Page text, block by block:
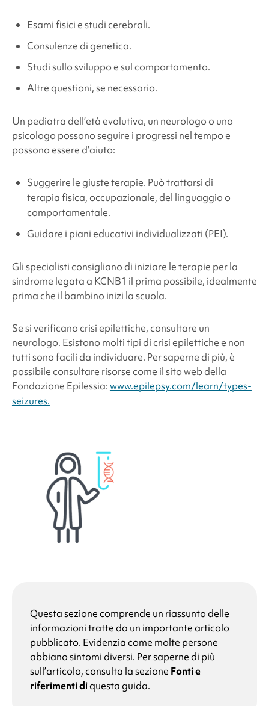
Esami fisici e studi cerebrali.
Consulenze di genetica.
Studi sullo sviluppo e sul comportamento.
Altre questioni, se necessario.
Un pediatra dell’età evolutiva, un neurologo o uno
psicologo possono seguire i progressi nel tempo e
possono essere d’aiuto:
Suggerire le giuste terapie. Può trattarsi di
terapia fisica, occupazionale, del linguaggio o
comportamentale.
Guidare i piani educativi individualizzati (PEI).
Gli specialisti consigliano di iniziare le terapie per la
sindrome legata a KCNB1 il prima possibile, idealmente
prima che il bambino inizi la scuola.
Se si verificano crisi epilettiche, consultare un
neurologo. Esistono molti tipi di crisi epilettiche e non
tutti sono facili da individuare. Per saperne di più, è
possibile consultare risorse come il sito web della
Fondazione Epilessia:www.epilepsy.com/learn/types-
seizures.
Questa sezione comprende un riassunto delle
informazioni tratte da un importante articolo
pubblicato. Evidenzia come molte persone
abbiano sintomi diversi. Per saperne di più
sull’articolo, consulta la sezione Fonti e
riferimenti diquesta guida.